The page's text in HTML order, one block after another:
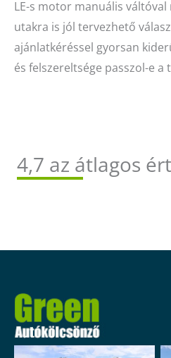
LE-s motor manuális
utakra is jól tervezhető
ajánlatkéréssel gyorsan
és felszereltsége passzol-e
4,7 az átlagos